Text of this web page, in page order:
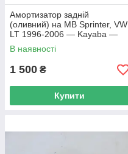
Амортизатор задній
(оливний) на MB Sprinter, VW
LT 1996-2006 — Kayaba —
441081
В наявності
1 500 ₴
Купити